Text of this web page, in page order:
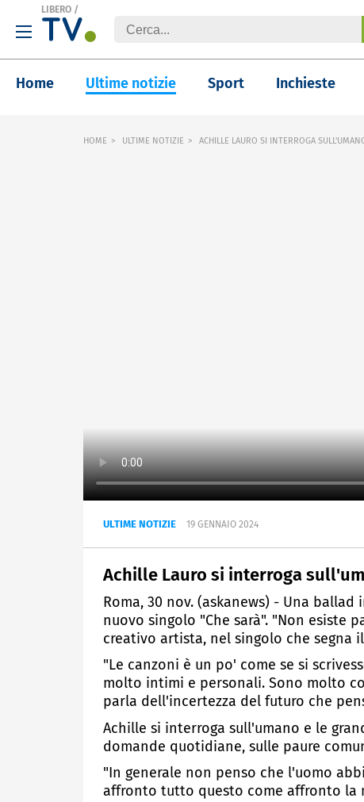
LIBERO /
Home Ultime notizie Sport Inchieste
HOME ULTIME NOTIZIE ACHILLE LAURO SI INTERROGA
ULTIME NOTIZIE 19 GENNAIO 2024
Achille Lauro si interroga
Roma, 30 nov. (askanews) - Una
nuovo singolo "Che sarà". "Non esiste
creativo artista, nel singolo che segna
"Le canzoni è un po' come se si
molto intimi e personali. Sono molto
parla dell'incertezza del futuro che
Achille si interroga sull'umano e le
domande quotidiane, sulle paure
"In generale non penso che l'uomo
affronto tutto questo come affronto la